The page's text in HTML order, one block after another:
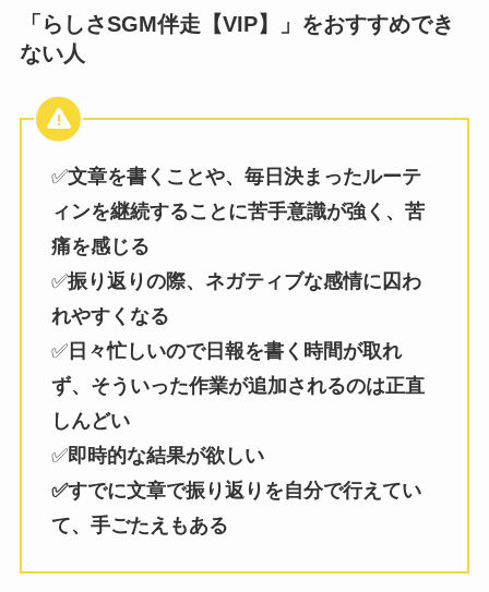
「らしさSGM伴走【VIP】」をおすすめでき
ない人
✅文章を書くことや、毎日決まったルーテ
ィンを継続することに苦手意識が強く、苦
痛を感じる
✅振り返りの際、ネガティブな感情に囚わ
れやすくなる
✅日々忙しいので日報を書く時間が取れ
ず、そういった作業が追加されるのは正直
しんどい
✅即時的な結果が欲しい
✅すでに文章で振り返りを自分で行えてい
て、手ごたえもある